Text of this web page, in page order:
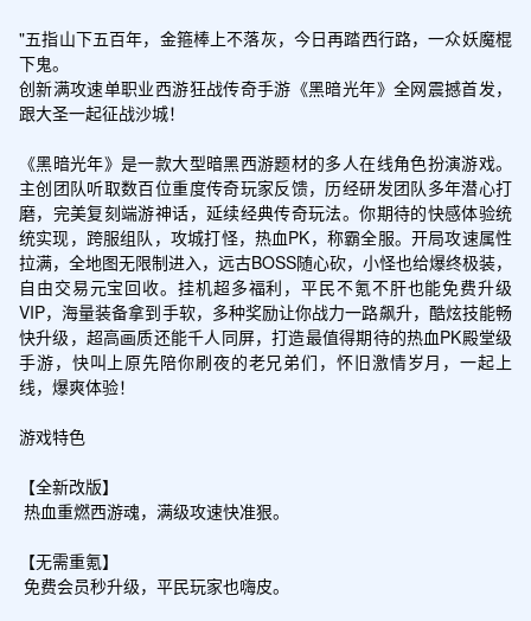
"五指山下五百年，金箍棒上不落灰，今日再踏西行路，一众妖魔棍
下鬼。
创新满攻速单职业西游狂战传奇手游《黑暗光年》全网震撼首发，
跟大圣一起征战沙城！
《黑暗光年》是一款大型暗黑西游题材的多人在线角色扮演游戏。
主创团队听取数百位重度传奇玩家反馈，历经研发团队多年潜心打
磨，完美复刻端游神话，延续经典传奇玩法。你期待的快感体验统
统实现，跨服组队，攻城打怪，热血PK，称霸全服。开局攻速属性
拉满，全地图无限制进入，远古BOSS随心砍，小怪也给爆终极装，
自由交易元宝回收。挂机超多福利，平民不氪不肝也能免费升级
VIP，海量装备拿到手软，多种奖励让你战力一路飙升，酷炫技能畅
快升级，超高画质还能千人同屏，打造最值得期待的热血PK殿堂级
手游，快叫上原先陪你刷夜的老兄弟们，怀旧激情岁月，一起上
线，爆爽体验！
游戏特色
【全新改版】
【无需重氪】